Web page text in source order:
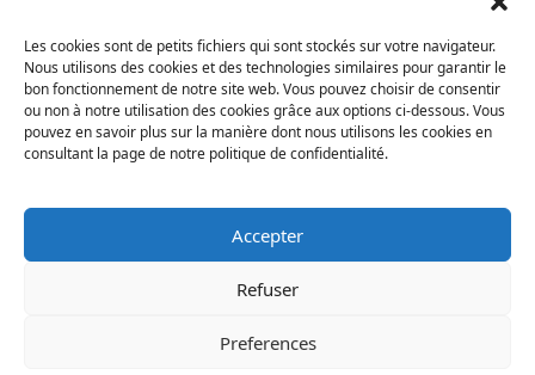
Les cookies sont de petits fichiers qui sont stockés sur votre navigateur.
Nous utilisons des cookies et des technologies similaires pour garantir le
bon fonctionnement de notre site web. Vous pouvez choisir de consentir
ou non à notre utilisation des cookies grâce aux options ci-dessous. Vous
pouvez en savoir plus sur la manière dont nous utilisons les cookies en
consultant la page de notre politique de confidentialité.
Accepter
Refuser
Preferences
Inscrivez-vous
à notre newsletter
Le Bégonia d’Or 2024
Création par